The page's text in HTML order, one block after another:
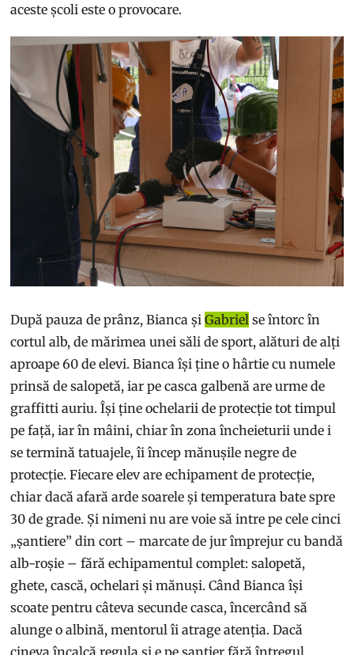
aceste școli este o provocare.
După pauza de prânz, Bianca șiGabriel se întorc în
cortul alb, de mărimea unei săli de sport, alături de alți
aproape 60 de elevi. Bianca își ține o hârtie cu numele
prinsă de salopetă, iar pe casca galbenă are urme de
graffitti auriu. Își ține ochelarii de protecție tot timpul
pe față, iar în mâini, chiar în zona încheieturii unde i
se termină tatuajele, îi încep mănușile negre de
protecție. Fiecare elev are echipament de protecție,
chiar dacă afară arde soarele și temperatura bate spre
30 de grade. Și nimeni nu are voie să intre pe cele cinci
„șantiere” din cort – marcate de jur împrejur cu bandă
alb-roșie – fără echipamentul complet: salopetă,
ghete, cască, ochelari și mănuși. Când Bianca își
scoate pentru câteva secunde casca, încercând să
alunge o albină, mentorul îi atrage atenția. Dacă
cineva încalcă regula și e pe șantier fără întregul